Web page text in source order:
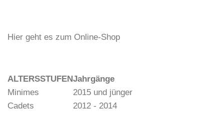
Hier geht es zum Online-Shop
ALTERSSTUFENJahrgänge
Minimes
2015 und jünger
Cadets
2012 - 2014